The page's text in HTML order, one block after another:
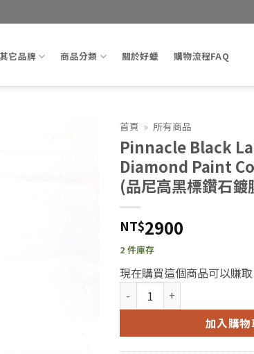
其它品牌 商品分類 關於好蠟 購物流程FAQ
首頁 » 所有商品
Pinnacle Black
Diamond Paint
(品尼高黑標鑽石
NT$2900
2 件庫存
現在購買這個商品可以賺取
Pinnacle Black Label
加入購物